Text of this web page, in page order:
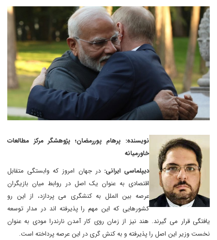
نویسنده: پرهام پوررمضان؛ پژوهشگر مرکز مطالعات
خاورمیانه
دیپلماسی ایرانی: در جهان امروز که وابستگی متقابل
اقتصادی به عنوان یک اصل در روابط میان بازیگران
عرصه بین الملل به کنشگری می پردازد، از این رو
کشورهایی که این مهم را پذیرفته اند در مدار توسعه
یافتگی قرار می گیرند. هند نیز از زمان روی کار آمدن نارندرا مودی به عنوان
نخست وزیر این اصل را پذیرفته و به کنش گری در این عرصه پرداخته است.